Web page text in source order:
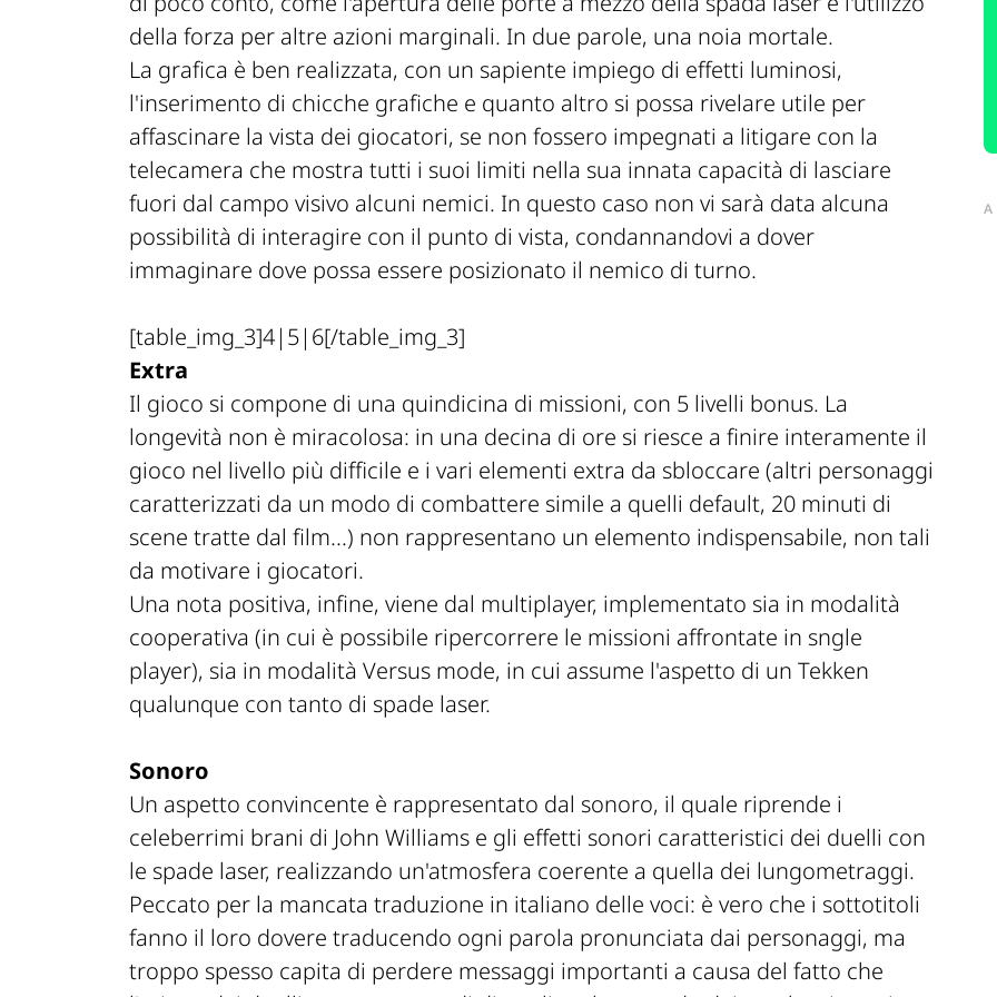
della forza per altre azioni marginali. In due parole, una noia mortale.
La grafica è ben realizzata, con un sapiente impiego di effetti luminosi,
l'inserimento di chicche grafiche e quanto altro si possa rivelare utile per
affascinare la vista dei giocatori, se non fossero impegnati a litigare con la
telecamera che mostra tutti i suoi limiti nella sua innata capacità di lasciare
fuori dal campo visivo alcuni nemici. In questo caso non vi sarà data alcuna
possibilità di interagire con il punto di vista, condannandovi a dover
immaginare dove possa essere posizionato il nemico di turno.
[table_img_3]4|5|6[/table_img_3]
Extra
Il gioco si compone di una quindicina di missioni, con 5 livelli bonus. La
longevità non è miracolosa: in una decina di ore si riesce a finire interamente il
gioco nel livello più difficile e i vari elementi extra da sbloccare (altri personaggi
caratterizzati da un modo di combattere simile a quelli default, 20 minuti di
scene tratte dal film...) non rappresentano un elemento indispensabile, non tali
da motivare i giocatori.
Una nota positiva, infine, viene dal multiplayer, implementato sia in modalità
cooperativa (in cui è possibile ripercorrere le missioni affrontate in sngle
player), sia in modalità Versus mode, in cui assume l'aspetto di un Tekken
qualunque con tanto di spade laser.
Sonoro
Un aspetto convincente è rappresentato dal sonoro, il quale riprende i
celeberrimi brani di John Williams e gli effetti sonori caratteristici dei duelli con
le spade laser, realizzando un'atmosfera coerente a quella dei lungometraggi.
Peccato per la mancata traduzione in italiano delle voci: è vero che i sottotitoli
fanno il loro dovere traducendo ogni parola pronunciata dai personaggi, ma
troppo spesso capita di perdere messaggi importanti a causa del fatto che